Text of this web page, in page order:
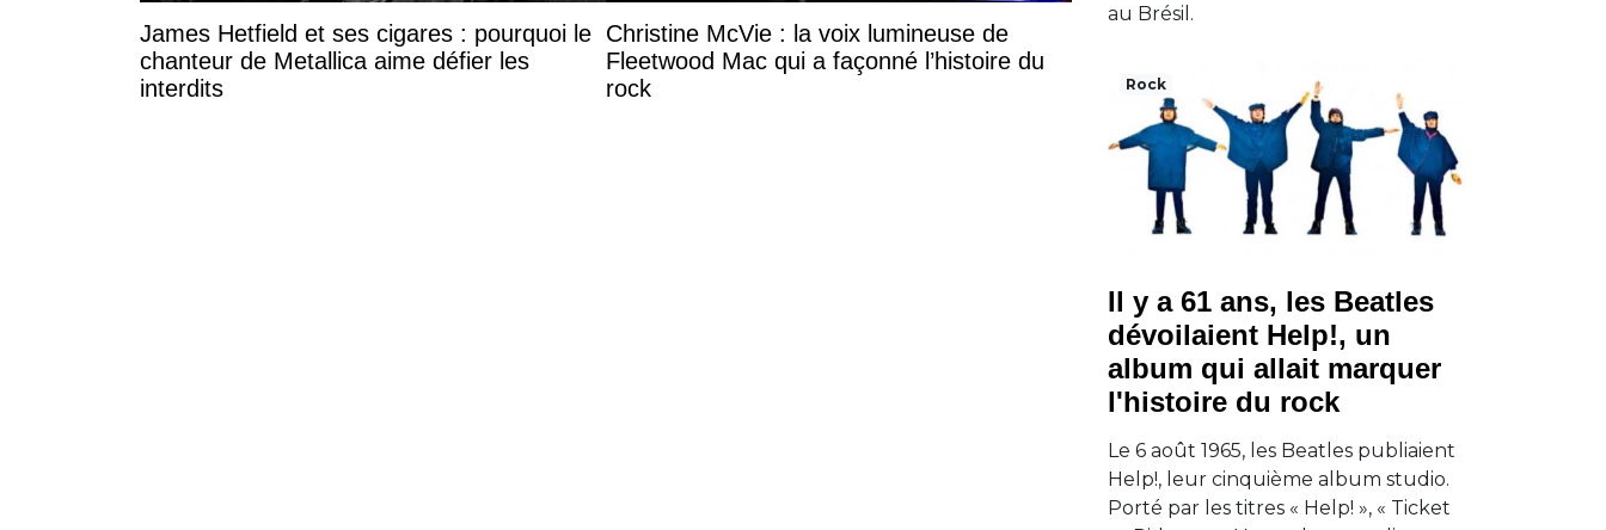
James Hetfield et ses cigares : pourquoi le
chanteur de Metallica aime défier les
interdits
Christine McVie : la voix lumineuse de
Fleetwood Mac qui a façonné l’histoire du
rock
au Brésil.
Rock
Il y a 61 ans, les Beatles
dévoilaient Help!, un
album qui allait marquer
l'histoire du rock
Le 6 août 1965, les Beatles publiaient
Help!, leur cinquième album studio.
Porté par les titres « Help! », « Ticket